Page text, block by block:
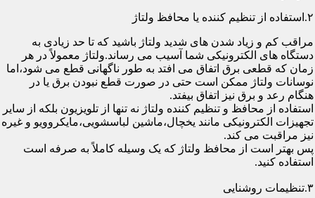
۲.استفاده از تنظیم کننده یا محافظ ولتاژ
مراقب کم و زیاد شدن های شدید ولتاژ باشید که تا حد زیادی به
دستگاه های الکترونیکی شما آسیب می رساند.ولتاژ معمولاً در هر
زمان که قطعی برق اتفاق می افتد به طور ناگهانی قطع می شود،اما
نوسانات ولتاژ ممکن است حتی در صورت قطع نبودن برق یا در
هنگام رعد و برق نیز اتفاق بیفتد.
استفاده از محافظ و تنظیم کننده ولتاژ نه تنها از تلویزیون بلکه از سایر
تجهیزات الکترونیکی مانند یخچال،ماشین لباسشویی،مایکروویو و غیره
نیز مراقبت می کند.
پس بهتر است از محافظ ولتاژ که یک وسیله کاملاً به صرفه است
استفاده کنید.
۳.تنظیمات روشنایی